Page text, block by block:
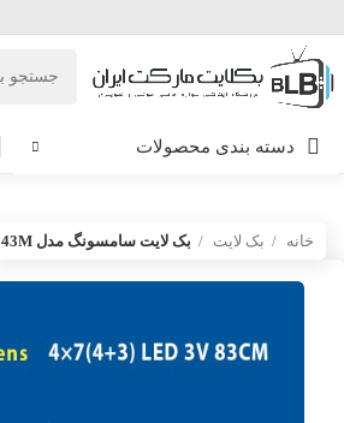
دسته بندی محصولات
خانه بک لایت بک لایت سامسونگ مدل 43M